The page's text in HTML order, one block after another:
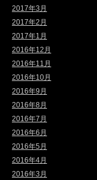
2017年3月
2017年2月
2017年1月
2016年12月
2016年11月
2016年10月
2016年9月
2016年8月
2016年7月
2016年6月
2016年5月
2016年4月
2016年3月